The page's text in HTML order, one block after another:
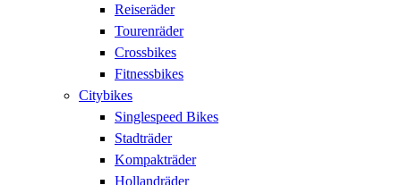
Reiseräder
Tourenräder
Crossbikes
Fitnessbikes
Citybikes
Singlespeed Bikes
Stadträder
Kompakträder
Hollandräder